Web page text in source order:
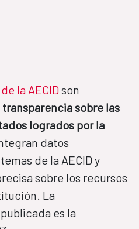
la AECIDson
sobre las
logrados por la
datos
de la AECID y
sobre los recursos
La
es la